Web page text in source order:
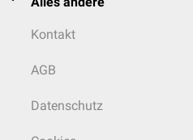
Kontakt
AGB
Datenschutz